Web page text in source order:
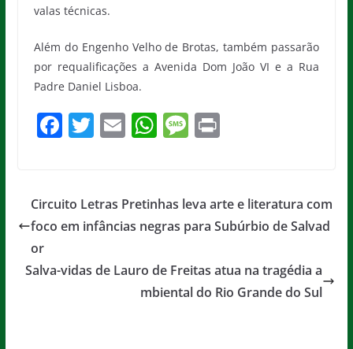
valas técnicas.
Além do Engenho Velho de Brotas, também passarão
por requalificações a Avenida Dom João VI e a Rua
Padre Daniel Lisboa.
F
e
b
o
T
er
E
l
W
s
A
p
M
a
g
Pr
Circuito Letras Pretinhas leva arte e literatura com
foco em infâncias negras para Subúrbio de Salvad
or
Salva-vidas de Lauro de Freitas atua na tragédia a
mbiental do Rio Grande do Sul